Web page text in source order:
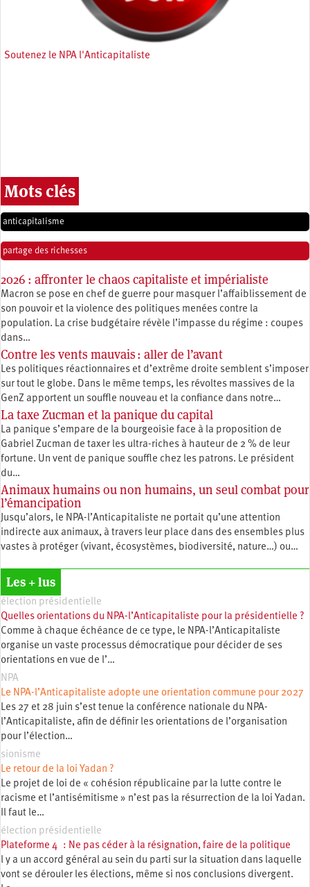
Soutenez le NPA l'Anticapitaliste
Mots clés
anticapitalisme
partage des richesses
2026 : affronter le chaos capitaliste et impérialiste
Macron se pose en chef de guerre pour masquer l’affaiblissement de
son pouvoir et la violence des politiques menées contre la
population. La crise budgétaire révèle l’impasse du régime : coupes
dans…
Contre les vents mauvais : aller de l’avant
Les politiques réactionnaires et d’extrême droite semblent s’imposer
sur tout le globe. Dans le même temps, les révoltes massives de la
GenZ apportent un souffle nouveau et la confiance dans notre…
La taxe Zucman et la panique du capital
La panique s’empare de la bourgeoisie face à la proposition de
Gabriel Zucman de taxer les ultra-riches à hauteur de 2 % de leur
fortune. Un vent de panique souffle chez les patrons. Le président
du…
Animaux humains ou non humains, un seul combat pour
l’émancipation
Jusqu’alors, le NPA-l’Anticapitaliste ne portait qu’une attention
indirecte aux animaux, à travers leur place dans des ensembles plus
vastes à protéger (vivant, écosystèmes, biodiversité, nature…) ou…
Les + lus
élection présidentielle
Quelles orientations du NPA-l’Anticapitaliste pour la présidentielle ?
Comme à chaque échéance de ce type, le NPA-l’Anticapitaliste
organise un vaste processus démocratique pour décider de ses
orientations en vue de l’…
NPA
Le NPA-l’Anticapitaliste adopte une orientation commune pour 2027
Les 27 et 28 juin s’est tenue la conférence nationale du NPA-
l’Anticapitaliste, afin de définir les orientations de l’organisation
pour l’élection…
sionisme
Le retour de la loi Yadan ?
Le projet de loi de « cohésion républicaine par la lutte contre le
racisme et l’antisémitisme » n’est pas la résurrection de la loi Yadan.
Il faut le…
élection présidentielle
Plateforme 4 : Ne pas céder à la résignation, faire de la politique
l y a un accord général au sein du parti sur la situation dans laquelle
vont se dérouler les élections, même si nos conclusions divergent.